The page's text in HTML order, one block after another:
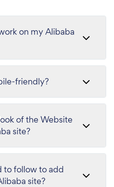
on my Alibaba
friendly?
of the Website
site?
to follow to add
site?